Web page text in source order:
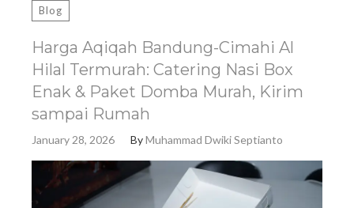
Blog
Harga Aqiqah Bandung-Cimahi Al
Hilal Termurah: Catering Nasi Box
Enak & Paket Domba Murah, Kirim
sampai Rumah
January 28, 2026 ByMuhammad Dwiki Septianto